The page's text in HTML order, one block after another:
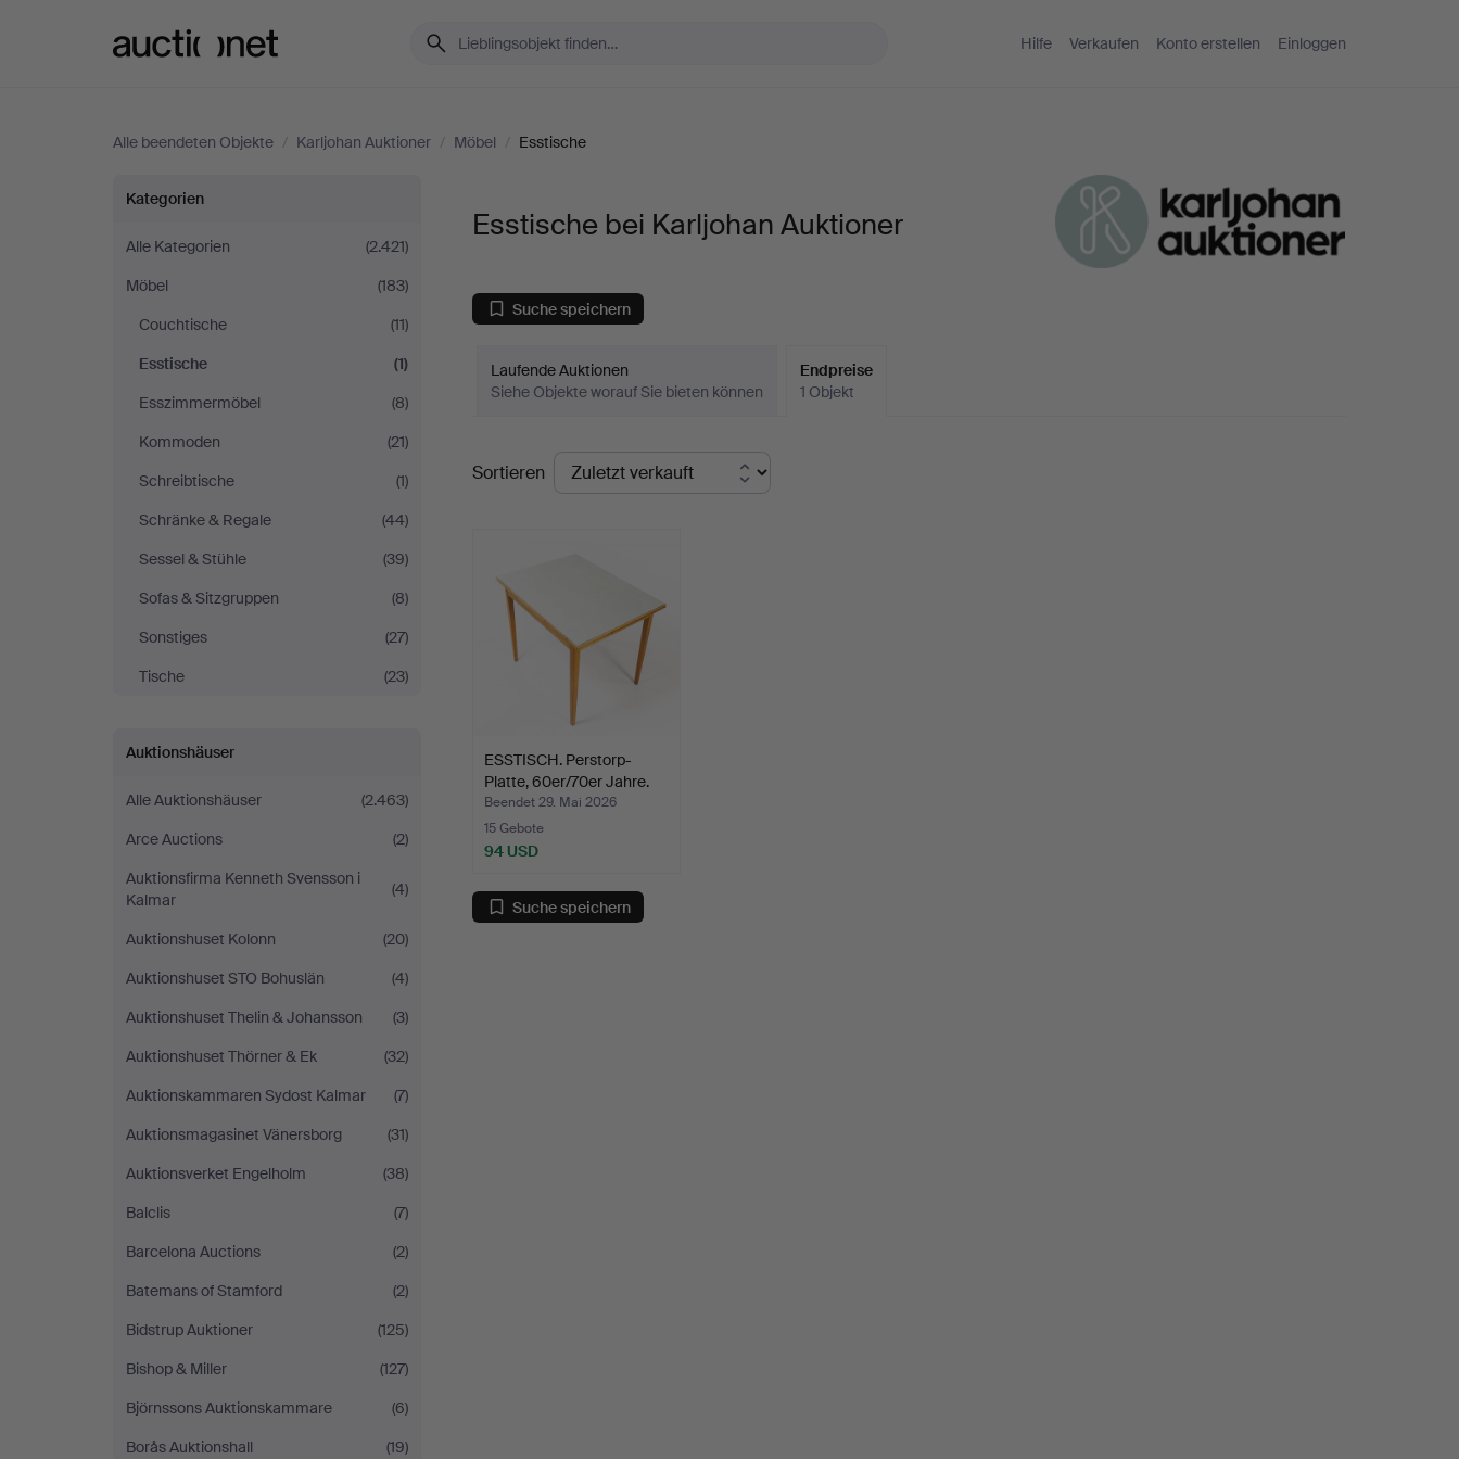
Hilfe Verkaufen Konto erstellen Einloggen
Alle beendeten Objekte / Karljohan Auktioner / Möbel / Esstische
Esstische
bei
Karljohan
Auktioner
Kategorien
Alle Kategorien
(2.421)
Möbel
(183)
Couchtische
(11)
Esstische
(1)
Esszimmermöbel
(8)
Kommoden
(21)
Schreibtische
(1)
Schränke & Regale
(44)
Sessel & Stühle
(39)
Sofas & Sitzgruppen
(8)
Sonstiges
(27)
Tische
(23)
Auktionshäuser
Alle Auktionshäuser
(2.463)
Arce Auctions
(2)
Auktionsfirma Kenneth Svensson i
Kalmar
(4)
Auktionshuset Kolonn
(20)
Auktionshuset STO Bohuslän
(4)
Auktionshuset Thelin & Johansson
(3)
Auktionshuset Thörner & Ek
(32)
Auktionskammaren Sydost Kalmar
(7)
Auktionsmagasinet Vänersborg
(31)
Auktionsverket Engelholm
(38)
Balclis
(7)
Barcelona Auctions
(2)
Batemans of Stamford
(2)
Bidstrup Auktioner
(125)
Bishop & Miller
(127)
Björnssons Auktionskammare
(6)
Borås Auktionshall
(19)
Esstische bei Karljohan Auktioner
Suche speichern
Laufende Auktionen
Siehe Objekte worauf Sie bieten können
Endpreise
1 Objekt
Endpreise
Sortieren
ESSTISCH. Perstorp-
Platte, 60er/70er Jahre.
Beendet 29. Mai 2026
15 Gebote
94 USD
Suche speichern